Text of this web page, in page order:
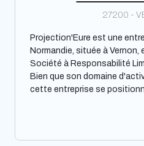
27200 -
Projection'Eure est une
Normandie, située à
Société à Responsabilité
Bien que son domaine
cette entreprise se
faire référence à la
concentre plutôt sur les